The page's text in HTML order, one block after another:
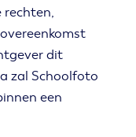
rechten,
dit
zal Schoolfoto
een